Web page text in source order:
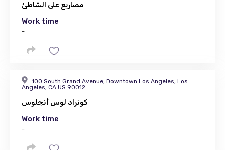
مصاريع على الشاطئ
Work time
-
100 South Grand Avenue, Downtown Los Angeles, Los
Angeles, CA US 90012
كونراد لوس أنجلوس
Work time
-